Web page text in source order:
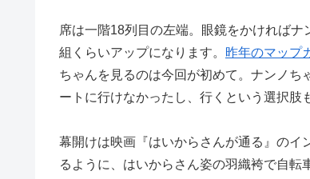
席は一階18列目の左端。眼鏡をかければ
組くらいアップになります。 昨年のマップ
ちゃんを見るのは今回が初めて。ナンノ
ートに行けなかったし、行くという選択肢
幕開けは映画『はいからさんが通る』のイ
るように、はいからさん姿の羽織袴で自転